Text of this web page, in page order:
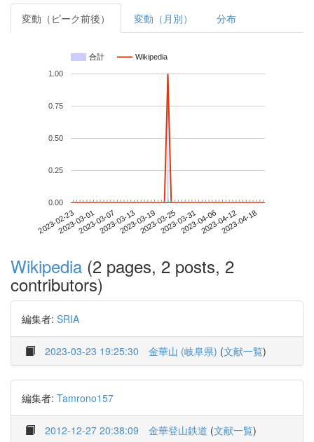
変動（ピーク前後） 変動（月別） 分布
合計 Wikipedia
2023-02-232023-03-012023-03-072023-03-132023-03-192023-03-252023-03-312023-04-062023-04-122023-04-18
0.00
0.25
0.50
0.75
1.00
Wikipedia (2 pages, 2 posts, 2
contributors)
編集者: SRIA
2023-03-23 19:25:30 金華山 (岐阜県) (文献一覧)
編集者: Tamrono157
2012-12-27 20:38:09 金華登山鉄道 (文献一覧)